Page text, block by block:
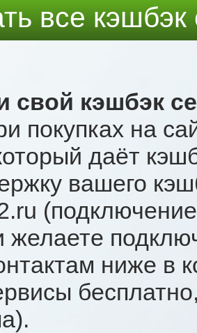
все
свой кэшбэк
покупках на
даёт
вашего
желаете
ниже в